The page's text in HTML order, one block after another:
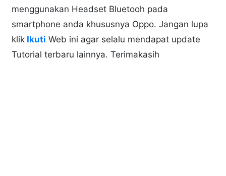
menggunakan Headset Bluetooh pada
smartphone anda khususnya Oppo. Jangan lupa
klik Ikuti Web ini agar selalu mendapat update
Tutorial terbaru lainnya. Terimakasih